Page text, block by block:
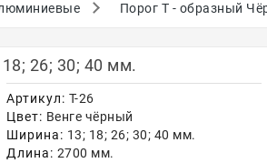
Порог Т - образный
26; 30; 40 мм.
Артикул: Т-26
Цвет: Венге чёрный
Ширина: 13; 18; 26; 30; 40 мм.
Длина: 2700 мм.